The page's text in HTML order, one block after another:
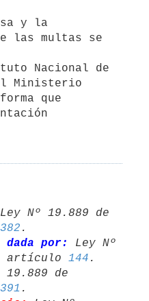
las multas se
Nacional de
Ministerio
que
Ley Nº 19.889 de
382 .
dada por:
Ley Nº
artículo 144
19.889 de
391 .